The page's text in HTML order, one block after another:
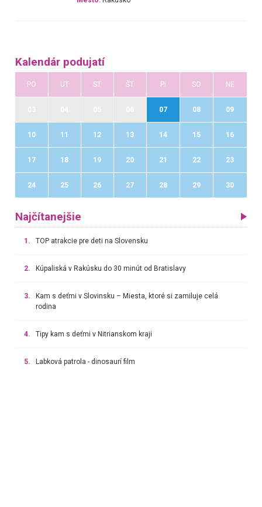
Kalendár podujatí
PO UT ST ŠT PI SO NE
07 08 09
10 11 12 13 14 15 16
17 18 19 20 21 22 23
24 25 26 27 28 29 30
Najčítanejšie
1. TOP atrakcie pre deti na Slovensku
2. Kúpaliská v Rakúsku do 30 minút od Bratislavy
3.
Kam s deťmi v Slovinsku – Miesta, ktoré si zamiluje celá
rodina
4. Tipy kam s deťmi v Nitrianskom kraji
5. Labková patrola - dinosaurí film